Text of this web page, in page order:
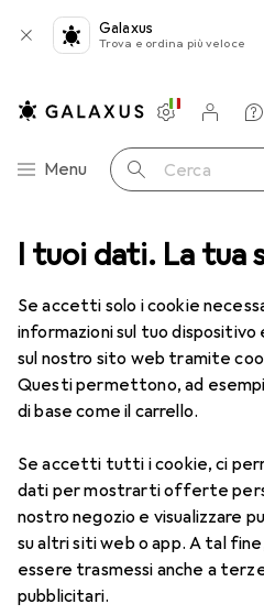
I tuoi dati. La tua
Se accetti solo i cookie
informazioni sul tuo
sul nostro sito web tramite
Questi permettono, ad
di base come il carrello.
Se accetti tutti i cookie, ci
dati per mostrarti offerte
nostro negozio e visualizzare
su altri siti web o app. A tal
essere trasmessi anche a
pubblicitari.
Galaxus
Trova e ordina più veloce
Categoria Navigazione
Menu Cerca
Impostazioni
Conto cliente
Liste di
Liste dei
Carrello
te + Giardino Orticoltura +
Macchinari da
ScopriForum